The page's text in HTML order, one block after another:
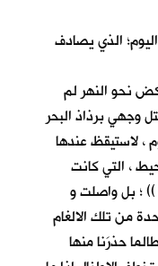
الذي يصادف
نحو النهر لم
وجهي برذاذ البحر
لاستيقظ عندها
، التي كانت
؛ بل واصلت و
من تلك الالغام
حذرَنا منها